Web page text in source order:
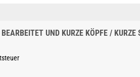
UND KURZE KÖPFE / KURZE